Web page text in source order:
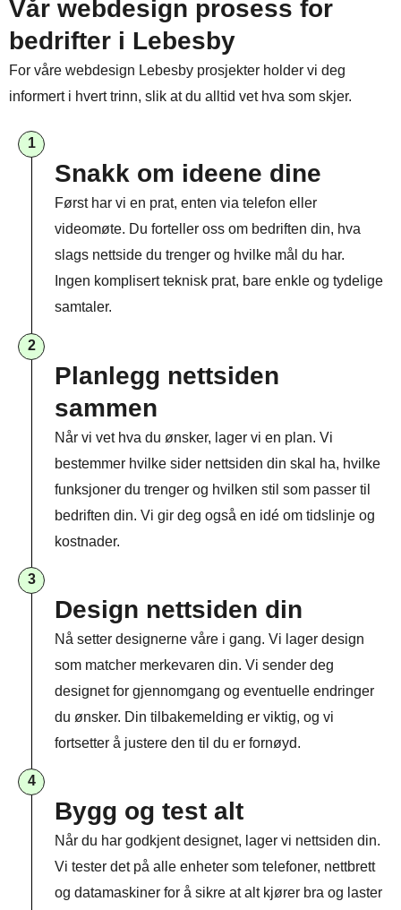
Vår webdesign prosess for
bedrifter i Lebesby
For våre webdesign Lebesby prosjekter holder vi deg
informert i hvert trinn, slik at du alltid vet hva som skjer.
1
Snakk om ideene dine
Først har vi en prat, enten via telefon eller
videomøte. Du forteller oss om bedriften din, hva
slags nettside du trenger og hvilke mål du har.
Ingen komplisert teknisk prat, bare enkle og tydelige
samtaler.
2
Planlegg nettsiden
sammen​
Når vi vet hva du ønsker, lager vi en plan. Vi
bestemmer hvilke sider nettsiden din skal ha, hvilke
funksjoner du trenger og hvilken stil som passer til
bedriften din. Vi gir deg også en idé om tidslinje og
kostnader.
3
Design nettsiden din
Nå setter designerne våre i gang. Vi lager design
som matcher merkevaren din. Vi sender deg
designet for gjennomgang og eventuelle endringer
du ønsker. Din tilbakemelding er viktig, og vi
fortsetter å justere den til du er fornøyd.
4
Bygg og test alt
Når du har godkjent designet, lager vi nettsiden din.
Vi tester det på alle enheter som telefoner, nettbrett
og datamaskiner for å sikre at alt kjører bra og laster